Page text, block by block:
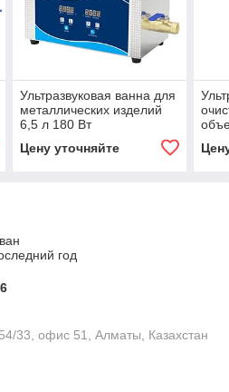
Ультразвуковая ванна для
металлических изделий
6,5 л 180 Вт
Цену уточняйте
год
33, офис 51, Алматы, Казахстан